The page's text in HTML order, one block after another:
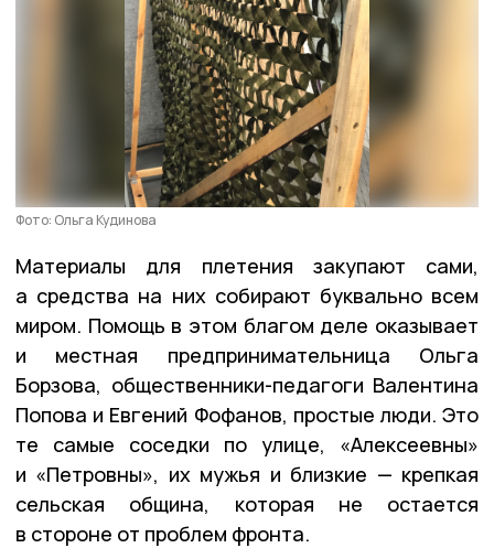
Фото: Ольга Кудинова
Материалы для плетения закупают сами,
а средства на них собирают буквально всем
миром. Помощь в этом благом деле оказывает
и местная предпринимательница Ольга
Борзова, общественники-педагоги Валентина
Попова и Евгений Фофанов, простые люди. Это
те самые соседки по улице, «Алексеевны»
и «Петровны», их мужья и близкие — крепкая
сельская община, которая не остается
в стороне от проблем фронта.